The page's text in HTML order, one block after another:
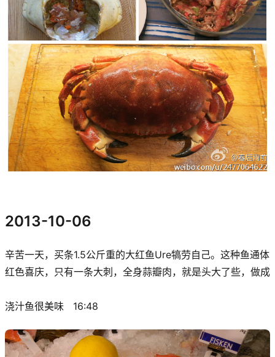
2013-10-06
辛苦一天，买条1.5公斤重的大红鱼Ure犒劳自己。这种鱼通体
红色喜庆，只有一条大刺，全身蒜瓣肉，就是头大了些，做成
浇汁鱼很美味 16:48